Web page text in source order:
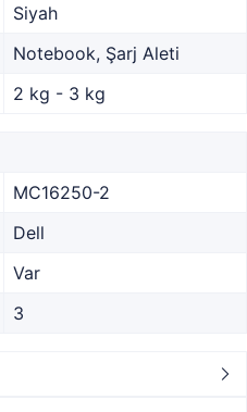
Siyah
Notebook, Şarj Aleti
2 kg - 3 kg
MC16250-2
Dell
Var
3